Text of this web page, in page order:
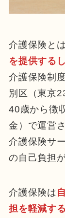
介護保険とは
を提供する
介護保険制
別区（東京
40歳から徴
金）で運営
介護保険サ
の自己負担
介護保険は
担を軽減す